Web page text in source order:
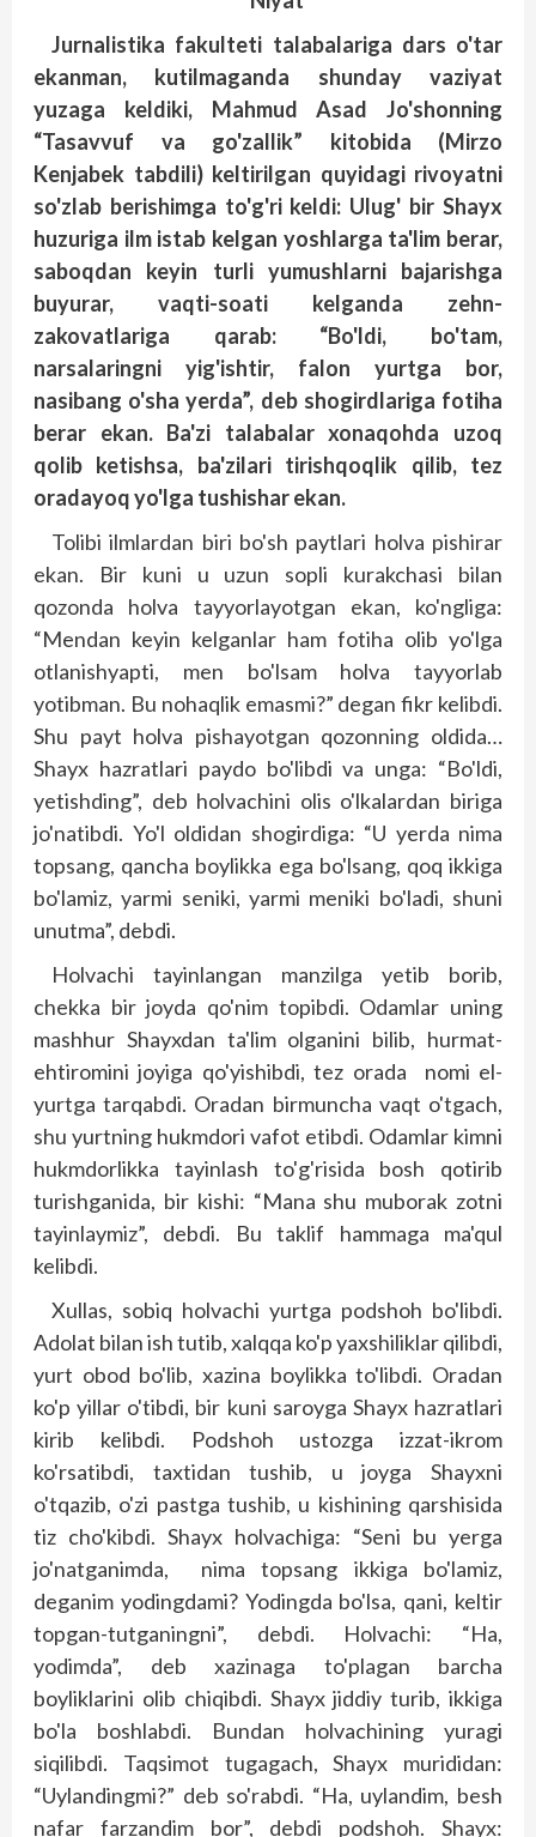
Jurnalistika fakulteti talabalariga dars o'tar
ekanman, kutilmaganda shunday vaziyat
yuzaga keldiki, Mahmud Asad Jo'shonning
“Tasavvuf va go'zallik” kitobida (Mirzo
Kenjabek tabdili) keltirilgan quyidagi rivoyatni
so'zlab berishimga to'g'ri keldi: Ulug' bir Shayx
huzuriga ilm istab kelgan yoshlarga ta'lim berar,
saboqdan keyin turli yumushlarni bajarishga
buyurar, vaqti-soati kelganda zehn-
zakovatlariga qarab: “Bo'ldi, bo'tam,
narsalaringni yig'ishtir, falon yurtga bor,
nasibang o'sha yerda”, deb shogirdlariga fotiha
berar ekan. Ba'zi talabalar xonaqohda uzoq
qolib ketishsa, ba'zilari tirishqoqlik qilib, tez
oradayoq yo'lga tushishar ekan.
Tolibi ilmlardan biri bo'sh paytlari holva pishirar
ekan. Bir kuni u uzun sopli kurakchasi bilan
qozonda holva tayyorlayotgan ekan, ko'ngliga:
“Mendan keyin kelganlar ham fotiha olib yo'lga
otlanishyapti, men bo'lsam holva tayyorlab
yotibman. Bu nohaqlik emasmi?” degan fikr kelibdi.
Shu payt holva pishayotgan qozonning oldida…
Shayx hazratlari paydo bo'libdi va unga: “Bo'ldi,
yetishding”, deb holvachini olis o'lkalardan biriga
jo'natibdi. Yo'l oldidan shogirdiga: “U yerda nima
topsang, qancha boylikka ega bo'lsang, qoq ikkiga
bo'lamiz, yarmi seniki, yarmi meniki bo'ladi, shuni
unutma”, debdi.
Holvachi tayinlangan manzilga yetib borib,
chekka bir joyda qo'nim topibdi. Odamlar uning
mashhur Shayxdan ta'lim olganini bilib, hurmat-
ehtiromini joyiga qo'yishibdi, tez orada nomi el-
yurtga tarqabdi. Oradan birmuncha vaqt o'tgach,
shu yurtning hukmdori vafot etibdi. Odamlar kimni
hukmdorlikka tayinlash to'g'risida bosh qotirib
turishganida, bir kishi: “Mana shu muborak zotni
tayinlaymiz”, debdi. Bu taklif hammaga ma'qul
kelibdi.
Xullas, sobiq holvachi yurtga podshoh bo'libdi.
Adolat bilan ish tutib, xalqqa ko'p yaxshiliklar qilibdi,
yurt obod bo'lib, xazina boylikka to'libdi. Oradan
ko'p yillar o'tibdi, bir kuni saroyga Shayx hazratlari
kirib kelibdi. Podshoh ustozga izzat-ikrom
ko'rsatibdi, taxtidan tushib, u joyga Shayxni
o'tqazib, o'zi pastga tushib, u kishining qarshisida
tiz cho'kibdi. Shayx holvachiga: “Seni bu yerga
jo'natganimda, nima topsang ikkiga bo'lamiz,
deganim yodingdami? Yodingda bo'lsa, qani, keltir
topgan-tutganingni”, debdi. Holvachi: “Ha,
yodimda”, deb xazinaga to'plagan barcha
boyliklarini olib chiqibdi. Shayx jiddiy turib, ikkiga
bo'la boshlabdi. Bundan holvachining yuragi
siqilibdi. Taqsimot tugagach, Shayx murididan:
“Uylandingmi?” deb so'rabdi. “Ha, uylandim, besh
nafar farzandim bor”, debdi podshoh. Shayx: